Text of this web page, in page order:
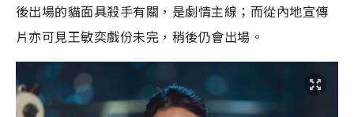
i
g
後出場的貓面具殺手有關，是劇情主線；而從內地宣傳
片亦可見王敏奕戲份未完，稍後仍會出場。